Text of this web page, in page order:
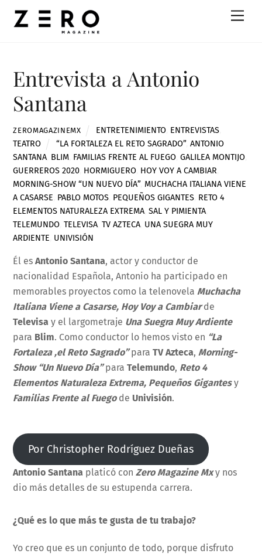
Entrevista a Antonio
Santana
ZEROMAGAZINEMX ENTRETENIMIENTO, ENTREVISTAS,
TEATRO
“LA FORTALEZA EL RETO SAGRADO”, ANTONIO
SANTANA BLIM FAMILIAS FRENTE AL FUEGO ,GALILEA MONTIJO
GUERREROS 2020 HORMIGUERO HOY VOY A CAMBIAR
MORNING-SHOW “UN NUEVO DÍA” MUCHACHA ITALIANA VIENE
A CASARSE PABLO MOTOS PEQUEÑOS GIGANTES RETO 4
ELEMENTOS NATURALEZA EXTREMA ,SAL Y PIMIENTA
TELEMUNDO ,TELEVISA ,TV AZTECA UNA SUEGRA MUY
ARDIENTE UNIVISIÓN
Él esAntonio Santana, actor y conductor de
nacionalidad Española, Antonio ha participado en
memorables proyectos como la telenovela Muchacha
Italiana Viene a Casarse, Hoy Voy a Cambiarde
Televisay el largometraje Una Suegra Muy Ardiente
para Blim. Como conductor lo hemos visto en “La
Fortaleza ,el Reto Sagrado”paraTV Azteca, Morning-
Show “Un Nuevo Día”paraTelemundo, Reto 4
Elementos Naturaleza Extrema, Pequeños Gigantesy
Familias Frente al Fuego de Univisión.
Por Christopher Rodríguez Dueñas
Antonio Santana platicó con Zero Magazine Mxy nos
dio más detalles de su estupenda carrera.
¿Qué es lo que más te gusta de tu trabajo?
Yo creo que es un conjunto de todo, porque disfruto